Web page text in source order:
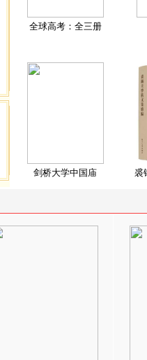
全球高考：全三册
剑桥大学中国庙 裘